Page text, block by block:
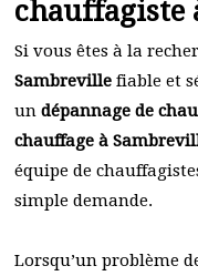
chauffagiste
Si vous êtes à la
Sambreville fiable et
un dépannage de
chauffage à
équipe de
simple demande.
Lorsqu’un problème